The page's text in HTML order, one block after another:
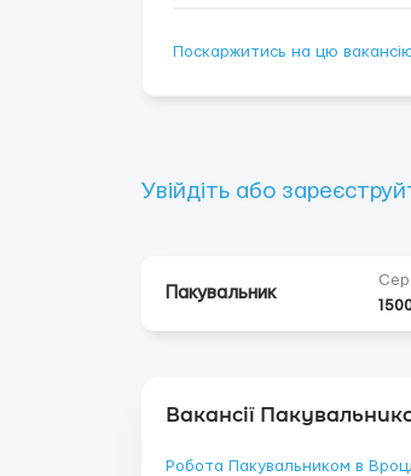
Поскаржитись на цю
Увійдіть або
Пакувальник
Вакансії
Робота Пакувальником в